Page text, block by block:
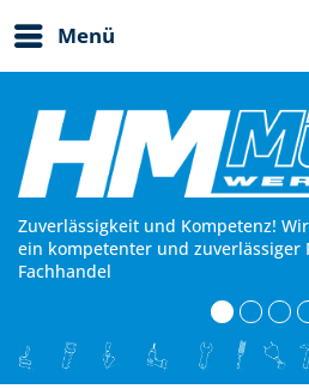
Menü
Zuverlässigkeit und Kompetenz!
ein kompetenter und zuverlässiger
Fachhandel